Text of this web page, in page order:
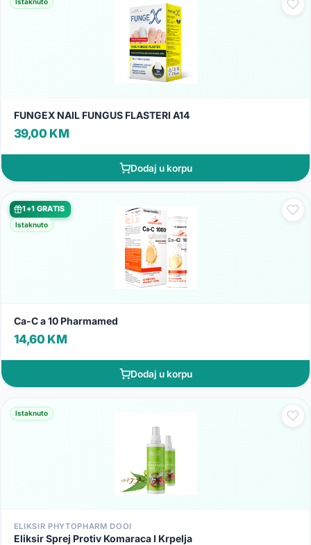
Istaknuto
FUNGEX NAIL FUNGUS FLASTERI A14
39,00 KM
Dodaj u korpu
1+1 GRATIS
Istaknuto
Ca-C a 10 Pharmamed
14,60 KM
Dodaj u korpu
Istaknuto
ELIKSIR PHYTOPHARM DOOI
Eliksir Sprej Protiv Komaraca I Krpelja